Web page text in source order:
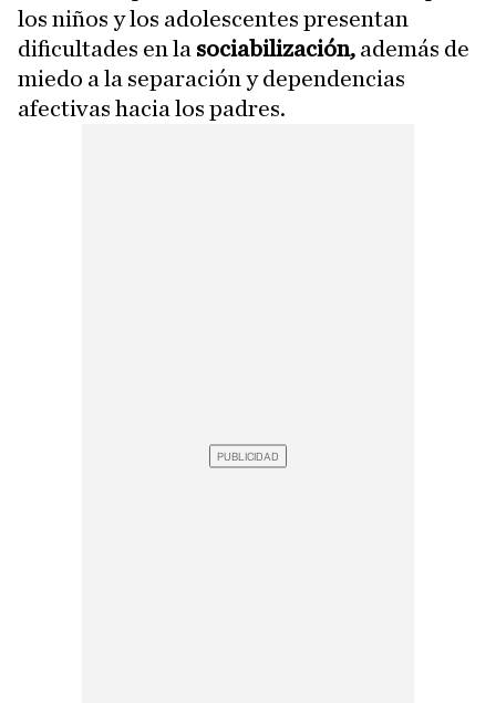
los niños y los adolescentes presentan
dificultades en la sociabilización, además de
miedo a la separación y dependencias
afectivas hacia los padres.